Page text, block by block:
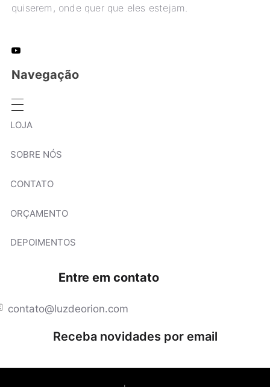
quiserem, onde quer que eles estejam.
Navegação
LOJA
SOBRE NÓS
CONTATO
ORÇAMENTO
DEPOIMENTOS
Entre em contato
contato@luzdeorion.com
Receba novidades por email